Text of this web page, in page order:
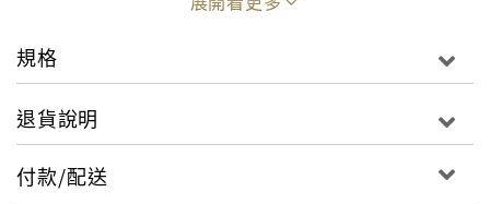
規格
退貨說明
付款/配送